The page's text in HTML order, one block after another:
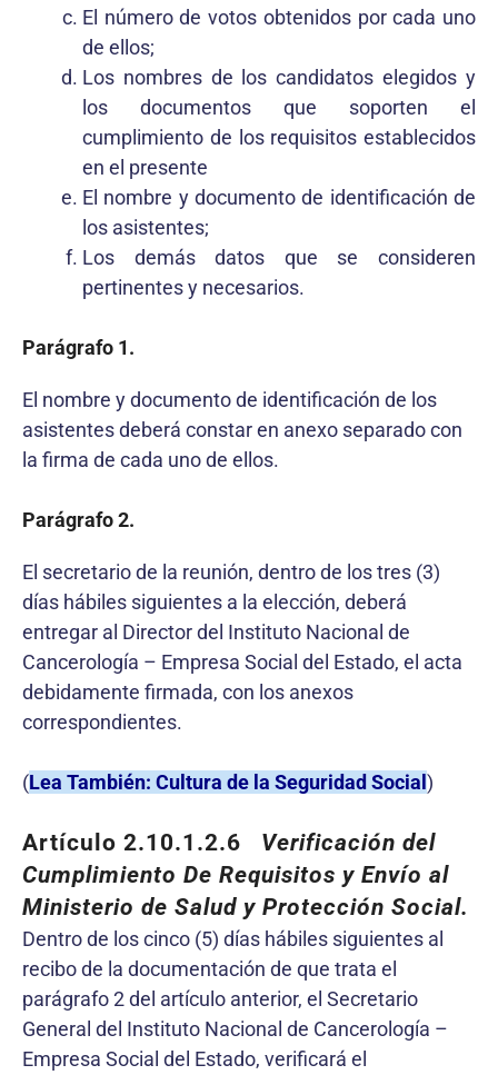
El número de votos obtenidos por cada uno
de ellos;
Los nombres de los candidatos elegidos y
los documentos que soporten el
cumplimiento de los requisitos establecidos
en el presente
El nombre y documento de identificación de
los asistentes;
Los demás datos que se consideren
pertinentes y necesarios.
Parágrafo 1.
El nombre y documento de identificación de los
asistentes deberá constar en anexo separado con
la firma de cada uno de ellos.
Parágrafo 2.
El secretario de la reunión, dentro de los tres (3)
días hábiles siguientes a la elección, deberá
entregar al Director del Instituto Nacional de
Cancerología – Empresa Social del Estado, el acta
debidamente firmada, con los anexos
correspondientes.
(Lea También: Cultura de la Seguridad Social)
Artículo 2.10.1.2.6 Verificación del
Cumplimiento De Requisitos y Envío al
Ministerio de Salud y Protección Social.
Dentro de los cinco (5) días hábiles siguientes al
recibo de la documentación de que trata el
parágrafo 2 del artículo anterior, el Secretario
General del Instituto Nacional de Cancerología –
Empresa Social del Estado, verificará el